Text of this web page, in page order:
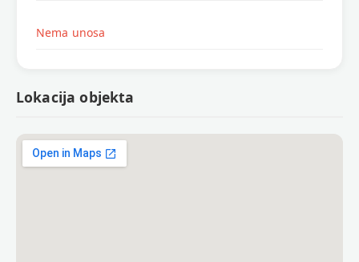
Nema unosa
Lokacija objekta